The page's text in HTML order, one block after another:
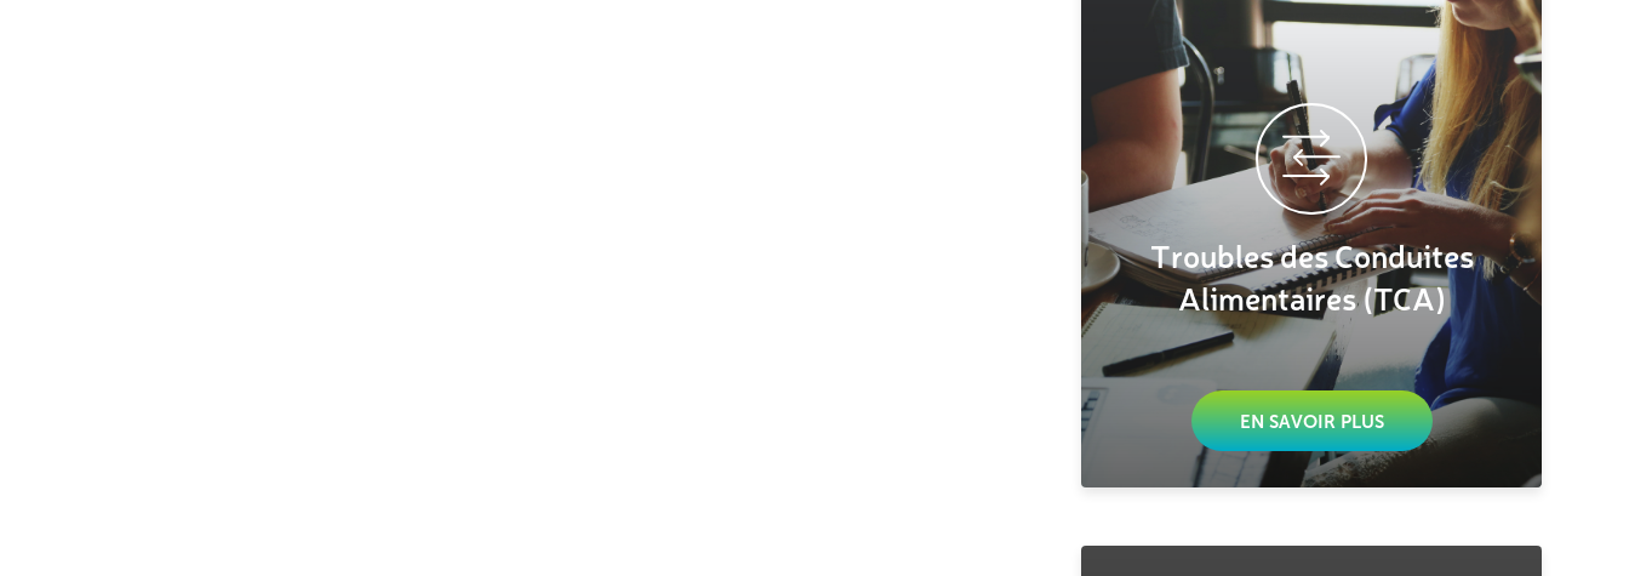
Troubles des Conduites
Alimentaires (TCA)
EN SAVOIR PLUS